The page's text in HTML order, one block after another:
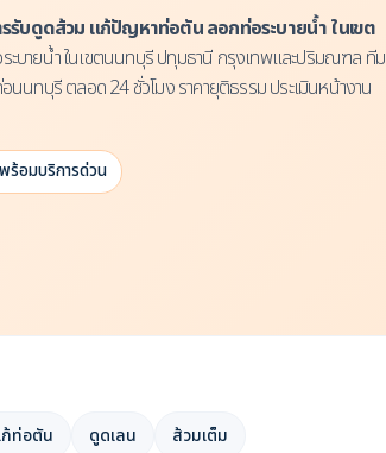
รับดูดส้วม แก้ปัญหาท่อตัน ลอกท่อระบายน้ำ ในเขต
บายน้ำ ในเขตนนทบุรี ปทุมธานี กรุงเทพและปริมณฑล ทีม
นทบุรี ตลอด 24 ชั่วโมง ราคายุติธรรม ประเมินหน้างาน
ร้อมบริการด่วน
ท่อตัน ดูดเลน ส้วมเต็ม